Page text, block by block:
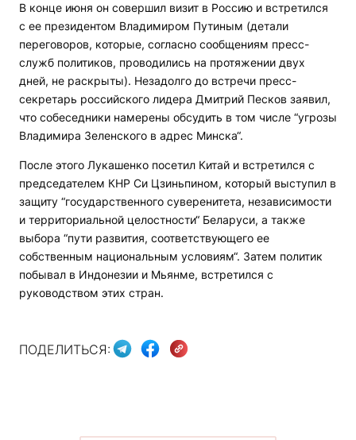
В конце июня он совершил визит в Россию и встретился
с ее президентом Владимиром Путиным (детали
переговоров, которые, согласно сообщениям пресс-
служб политиков, проводились на протяжении двух
дней, не раскрыты). Незадолго до встречи пресс-
секретарь российского лидера Дмитрий Песков заявил,
что собеседники намерены обсудить в том числе “угрозы
Владимира Зеленского в адрес Минска“.
После этого Лукашенко посетил Китай и встретился с
председателем КНР Си Цзиньпином, который выступил в
защиту “государственного суверенитета, независимости
и территориальной целостности“ Беларуси, а также
выбора “пути развития, соответствующего ее
собственным национальным условиям“. Затем политик
побывал в Индонезии и Мьянме, встретился с
руководством этих стран.
ПОДЕЛИТЬСЯ: